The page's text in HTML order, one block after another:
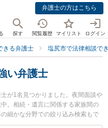
弁護士の方はこちら
探す 閲覧履歴 マイリスト ログイン
きる弁護士 塩尻市で法律相談で
い弁護士
が1名見つかりました。夜間面談や
。相続・遺言に関係する家族間の
細かな分野での絞り込み検索もで
弁護士のプロフィール情報や弁護